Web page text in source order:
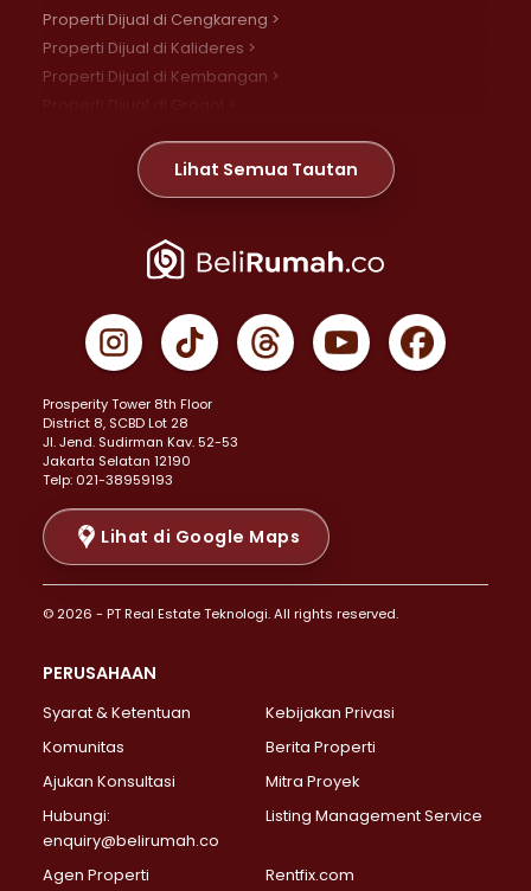
Properti Dijual di Cengkareng >
Properti Dijual di Kalideres >
Properti Dijual di Kembangan >
Properti Dijual di Meruya >
Properti Dijual di Jelambar >
Properti Dijual di Jakarta Pusat >
Properti Dijual di Gambir >
Properti Dijual di Johar Baru >
Properti Dijual di Menteng >
Properti Dijual di Senen >
Properti Dijual di Tanah Abang >
Properti Dijual di Cikini >
Properti Dijual di Kramat >
Properti Dijual di Pasar Baru >
Properti Dijual di Bendungan Hilir >
Properti Dijual di Jakarta Selatan >
Properti Dijual di Lebak Bulus >
Properti Dijual di Gandaria Selatan >
Properti Dijual di Pondok Labu >
Properti Dijual di Lenteng Agung >
Properti Dijual di Senayan >
Properti Dijual di Pondok Pinang >
Lihat Semua Tautan
Prosperity Tower 8th Floor
District 8, SCBD Lot 28
JI. Jend. Sudirman Kav. 52-53
Jakarta Selatan 12190
Telp: 021-38959193
Lihat di Google Maps
© 2026 - PT Real Estate Teknologi. All rights reserved.
PERUSAHAAN
Syarat & Ketentuan
Kebijakan Privasi
Komunitas
Berita Properti
Ajukan Konsultasi
Mitra Proyek
Hubungi:
enquiry@belirumah.co
Listing Management Service
Agen Properti Rentfix.com